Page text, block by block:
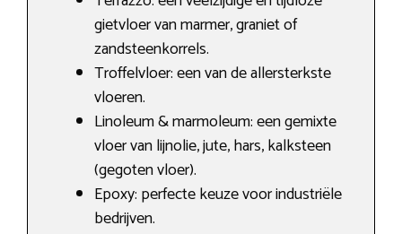
gietvloer van marmer, graniet of
zandsteenkorrels.
Troffelvloer: een van de allersterkste
vloeren.
Linoleum & marmoleum: een gemixte
vloer van lijnolie, jute, hars, kalksteen
(gegoten vloer).
Epoxy: perfecte keuze voor industriële
bedrijven.